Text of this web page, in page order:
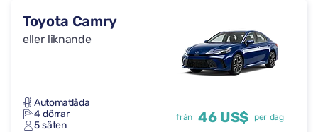
Toyota Camry
eller liknande
Automatlåda
4 dörrar
5 säten
från 46 US$ per dag